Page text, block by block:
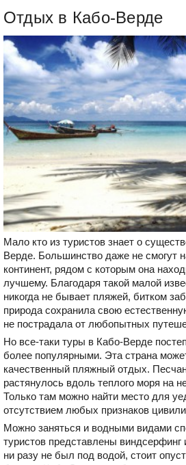
Отдых в Кабо-Верде
Мало кто из туристов знает о
Верде. Большинство даже не смогут
континент, рядом с которым она
лучшему. Благодаря такой малой
никогда не бывает пляжей, битком
природа сохранила свою
не пострадала от любопытных
Но все-таки туры в Кабо-Верде
более популярными. Эта страна
качественный пляжный отдых.
растянулось вдоль теплого моря на
Только там можно найти место для
отсутствием любых признаков
Можно заняться и водными видами
туристов представлены виндсерфинг
ни разу не был под водой, стоит